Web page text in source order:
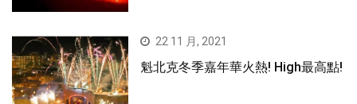
22 11 月, 2021
魁北克冬季嘉年華火熱! High最高點!